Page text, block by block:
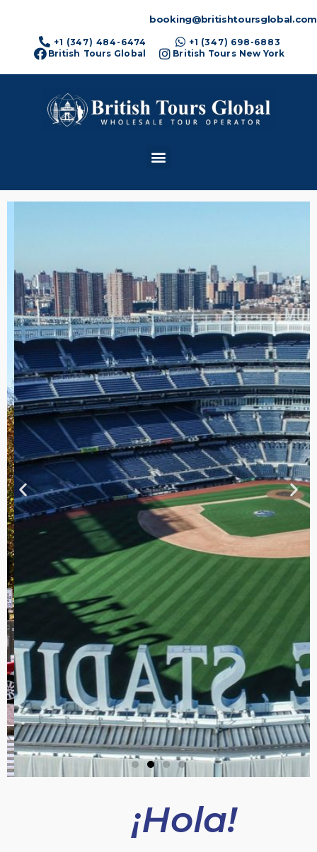
booking@britishtoursglobal.com
+1 (347) 484-6474
+1 (347) 698-6883
British Tours Global
British Tours New York
TOUR DE
CONTRASTES
¡Hola!